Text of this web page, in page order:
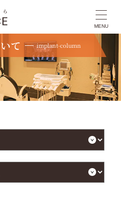
MENU
て implant-column
クと後悔しない選び方・失敗事例と費用相